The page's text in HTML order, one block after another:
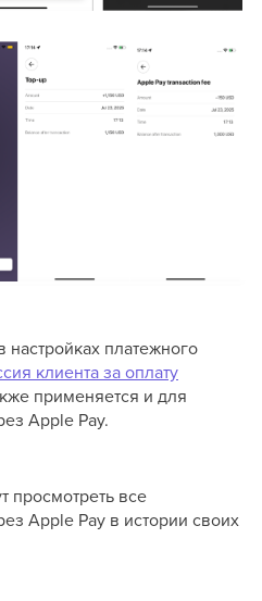
настройках платежного
клиента за оплату
применяется и для
Apple Pay.
просмотреть все
Apple Pay в истории своих